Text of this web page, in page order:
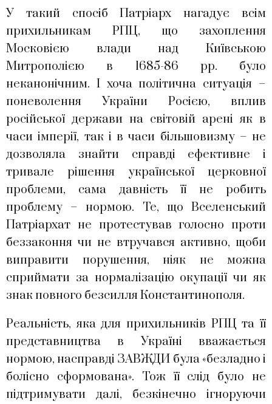
У такий спосіб Патріарх нагадує всім
прихильникам РПЦ, що захоплення
Московією влади над Київською
Митрополією в 1685-86 рр. було
неканонічним. І хоча політична ситуація –
поневолення України Росією, вплив
російської держави на світовій арені як в
часи імперії, так і в часи більшовизму – не
дозволяла знайти справді ефективне і
тривале рішення української церковної
проблеми, сама давність її не робить
проблему – нормою. Те, що Вселенський
Патріархат не протестував голосно проти
беззаконня чи не втручався активно, щоби
виправити порушення, ніяк не можна
сприймати за нормалізацію окупації чи як
знак повного безсилля Константинополя.
Реальність, яка для прихильників РПЦ та її
представництва в Україні вважається
нормою, насправді ЗАВЖДИ була «безладно і
болісно сформована». Тож її слід було не
підтримувати далі, безкінечно ігноруючи